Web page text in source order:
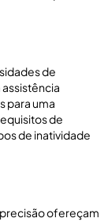
de
para uma
de
de inatividade
ofereçam